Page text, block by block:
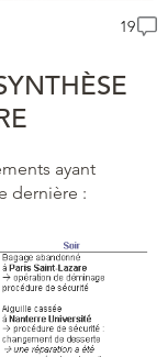
19
ayant
dernière :